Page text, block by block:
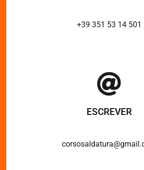
+39 351 53 14 501
ESCREVER